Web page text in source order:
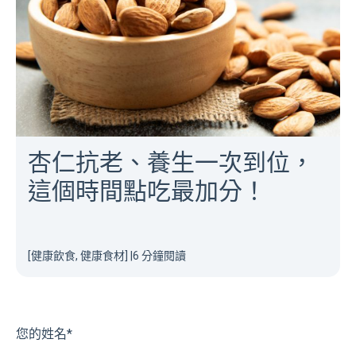
杏仁抗老、養生一次到位，
這個時間點吃最加分！
[健康飲食, 健康食材] 6 分鐘閱讀
您的姓名*